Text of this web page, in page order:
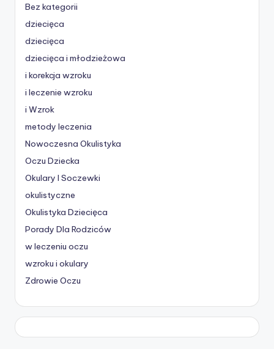
Bez kategorii
dziecięca
dziecięca
dziecięca i młodzieżowa
i korekcja wzroku
i leczenie wzroku
i Wzrok
metody leczenia
Nowoczesna Okulistyka
Oczu Dziecka
Okulary I Soczewki
okulistyczne
Okulistyka Dziecięca
Porady Dla Rodziców
w leczeniu oczu
wzroku i okulary
Zdrowie Oczu